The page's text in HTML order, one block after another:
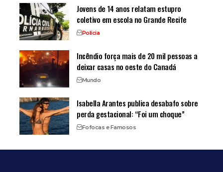
Jovens de 14 anos relatam estupro
coletivo em escola no Grande Recife
Polícia
Incêndio força mais de 20 mil pessoas a
deixar casas no oeste do Canadá
Mundo
Isabella Arantes publica desabafo sobre
perda gestacional: “Foi um choque”
Fofocas e Famosos